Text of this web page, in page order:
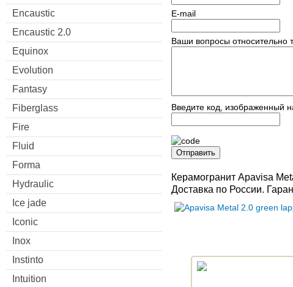
Encaustic
Encaustic 2.0
Equinox
Evolution
Fantasy
Fiberglass
Fire
Fluid
Forma
Hydraulic
Ice jade
Iconic
Inox
Instinto
Intuition
E-mail
Ваши вопросы относительно
Введите код, изображенный
Отправить
Керамогранит Apavisa
Доставка по России.